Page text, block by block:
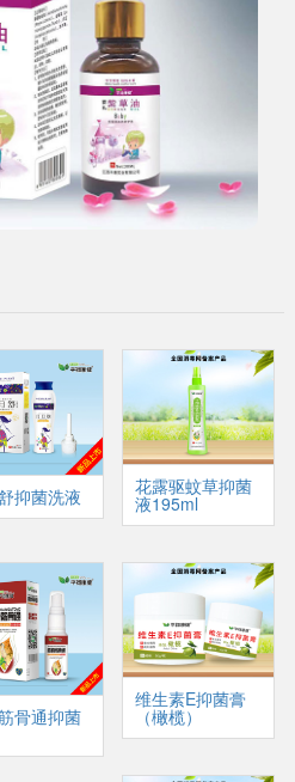
抑菌洗液
花露驱蚊草抑菌
液195ml
骨通抑菌
维生素E抑菌膏
（橄榄）